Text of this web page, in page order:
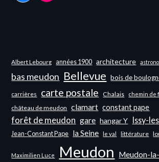
Albert Lebourg années 1900 architecture
bas meudon Bellevue bois de
carrières carte postale Chalais chemin de
château de meudon clamart constant pape
forêt de meudon gare hangar Y Issy-
Jean-Constant Pape la Seine le val littérature
Maximilien Luce Meudon Meudon-